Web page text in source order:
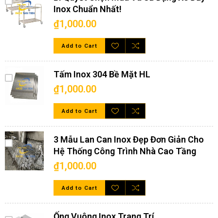
Inox Chuẩn Nhất!
₫1,000.00
Add to Cart
Tấm Inox 304 Bề Mặt HL
₫1,000.00
Add to Cart
3 Mẫu Lan Can Inox Đẹp Đơn Giản Cho
Hệ Thống Công Trình Nhà Cao Tầng
₫1,000.00
Add to Cart